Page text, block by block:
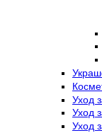
Уход
Уход
Уход